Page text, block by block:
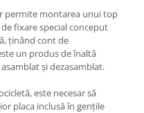
permite montarea unui top
fixare special conceput
ținând cont de
un produs de înaltă
și dezasamblat.
este necesar să
placa inclusă în gențile